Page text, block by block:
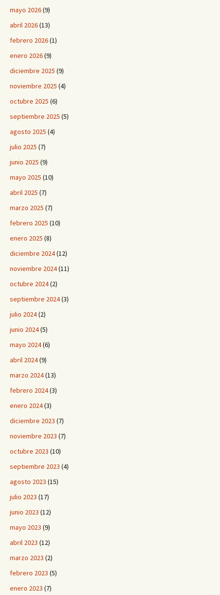
mayo 2026(9)
abril 2026(13)
febrero 2026(1)
enero 2026(9)
diciembre 2025 (9)
noviembre 2025 (4)
octubre 2025 (6)
septiembre 2025 (5)
agosto 2025 (4)
julio 2025 (7)
junio 2025 (9)
mayo 2025 (10)
abril 2025 (7)
marzo 2025 (7)
febrero 2025 (10)
enero 2025 (8)
diciembre 2024(12)
noviembre 2024(11)
octubre 2024(2)
septiembre 2024(3)
julio 2024(2)
junio 2024(5)
mayo 2024(6)
abril 2024(9)
marzo 2024(13)
febrero 2024(3)
enero 2024(3)
diciembre 2023 (7)
noviembre 2023 (7)
octubre 2023 (10)
septiembre 2023 (4)
agosto 2023 (15)
julio 2023 (17)
junio 2023 (12)
mayo 2023 (9)
abril 2023 (12)
marzo 2023 (2)
febrero 2023 (5)
enero 2023 (7)